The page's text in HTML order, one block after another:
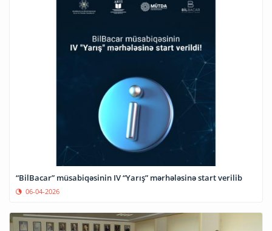
“BilBacar” müsabiqəsinin IV “Yarış” mərhələsinə start verilib
06-04-2026